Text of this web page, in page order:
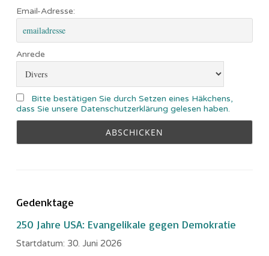
Email-Adresse:
Anrede
Bitte bestätigen Sie durch Setzen eines Häkchens,
dass Sie unsere Datenschutzerklärung gelesen haben.
Gedenktage
250 Jahre USA: Evangelikale gegen Demokratie
Startdatum: 30. Juni 2026